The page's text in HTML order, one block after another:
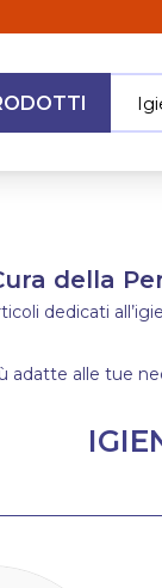
della
dedicati
alle tue